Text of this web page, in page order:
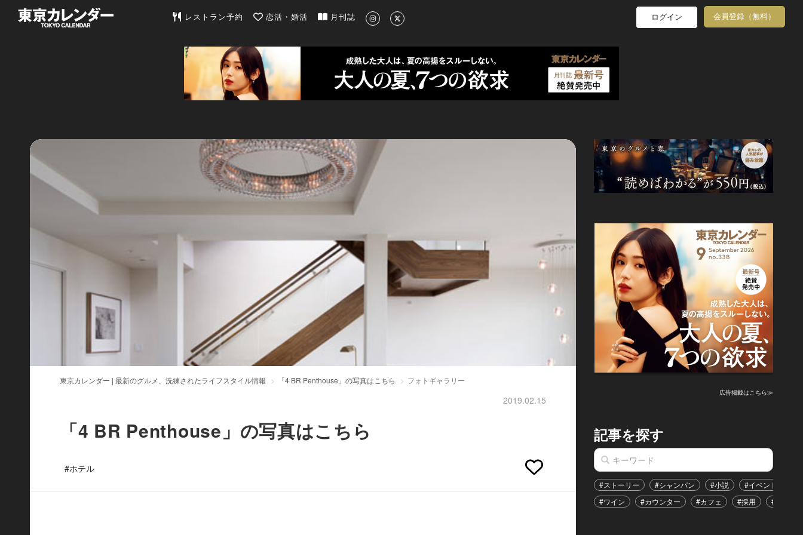
東京カレンダー | 最新のグルメ、洗練されたライフスタイル情報
レストラン予約 恋活・婚活 月刊誌 ログイン 会員登録（無料）
東京カレンダー | 最新のグルメ、洗練されたライフスタイル情報 「4 BR Penthouse」の写真はこちら フォトギャラリー
2019.02.15
「4 BR Penthouse」の写真はこちら
#ホテル
広告掲載はこちら≫
記事を探す
#ストーリー #シャンパン #小説 #イベント
#ワイン
#カウンター #カフェ #採用 #恋愛